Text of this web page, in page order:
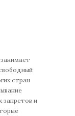
стран
запретов и